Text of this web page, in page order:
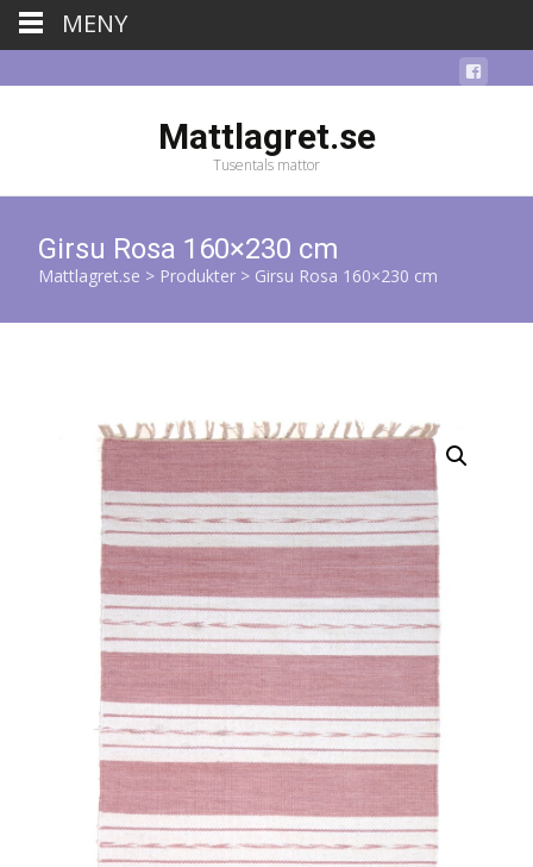
Mattlagret.se
Tusentals mattor
Girsu Rosa 160×230 cm
Mattlagret.se > Produkter > Girsu Rosa 160×230 cm
MENY